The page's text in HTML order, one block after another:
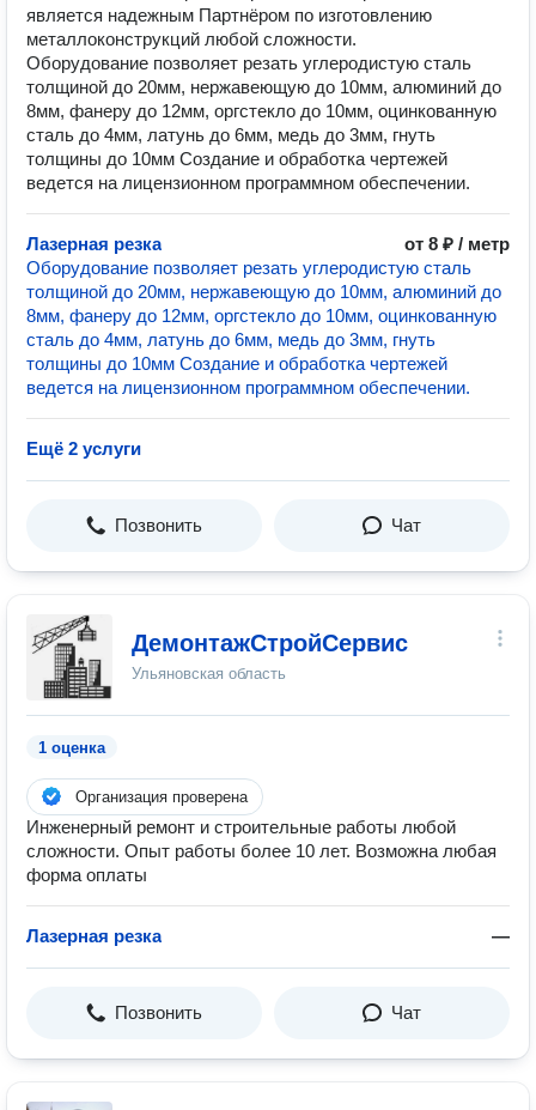
является надежным Партнёром по изготовлению
металлоконструкций любой сложности.
Оборудование позволяет резать углеродистую сталь
толщиной до 20мм, нержавеющую до 10мм, алюминий до
8мм, фанеру до 12мм, оргстекло до 10мм, оцинкованную
сталь до 4мм, латунь до 6мм, медь до 3мм, гнуть
толщины до 10мм Создание и обработка чертежей
ведется на лицензионном программном обеспечении.
Лазерная резка
от 8 ₽ / метр
Оборудование позволяет резать углеродистую сталь
толщиной до 20мм, нержавеющую до 10мм, алюминий до
8мм, фанеру до 12мм, оргстекло до 10мм, оцинкованную
сталь до 4мм, латунь до 6мм, медь до 3мм, гнуть
толщины до 10мм Создание и обработка чертежей
ведется на лицензионном программном обеспечении.
Ещё 2 услуги
Позвонить Чат
ДемонтажСтройСервис
Ульяновская область
1 оценка
Организация проверена
Инженерный ремонт и строительные работы любой
сложности. Опыт работы более 10 лет. Возможна любая
форма оплаты
Лазерная резка —
Позвонить Чат